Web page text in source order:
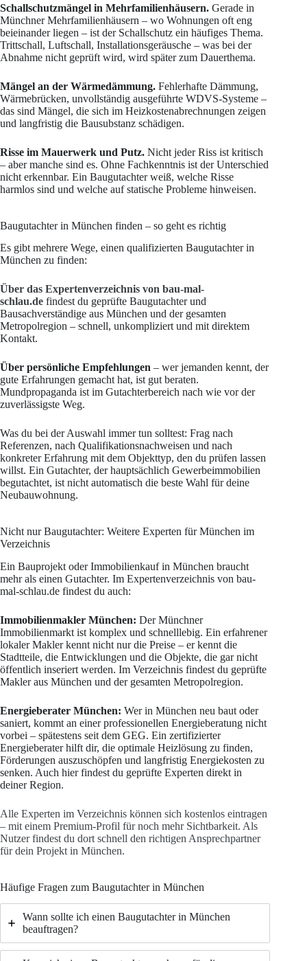
Schallschutzmängel in Mehrfamilienhäusern. Gerade in
Münchner Mehrfamilienhäusern – wo Wohnungen oft eng
beieinander liegen – ist der Schallschutz ein häufiges Thema.
Trittschall, Luftschall, Installationsgeräusche – was bei der
Abnahme nicht geprüft wird, wird später zum Dauerthema.
Mängel an der Wärmedämmung. Fehlerhafte Dämmung,
Wärmebrücken, unvollständig ausgeführte WDVS-Systeme –
das sind Mängel, die sich im Heizkostenabrechnungen zeigen
und langfristig die Bausubstanz schädigen.
Risse im Mauerwerk und Putz. Nicht jeder Riss ist kritisch
– aber manche sind es. Ohne Fachkenntnis ist der Unterschied
nicht erkennbar. Ein Baugutachter weiß, welche Risse
harmlos sind und welche auf statische Probleme hinweisen.
Baugutachter in München finden – so geht es richtig
Es gibt mehrere Wege, einen qualifizierten Baugutachter in
München zu finden:
Über das Expertenverzeichnis von bau-mal-
schlau.de findest du geprüfte Baugutachter und
Bausachverständige aus München und der gesamten
Metropolregion – schnell, unkompliziert und mit direktem
Kontakt.
Über persönliche Empfehlungen – wer jemanden kennt, der
gute Erfahrungen gemacht hat, ist gut beraten.
Mundpropaganda ist im Gutachterbereich nach wie vor der
zuverlässigste Weg.
Was du bei der Auswahl immer tun solltest: Frag nach
Referenzen, nach Qualifikationsnachweisen und nach
konkreter Erfahrung mit dem Objekttyp, den du prüfen lassen
willst. Ein Gutachter, der hauptsächlich Gewerbeimmobilien
begutachtet, ist nicht automatisch die beste Wahl für deine
Neubauwohnung.
Nicht nur Baugutachter: Weitere Experten für München im
Verzeichnis
Ein Bauprojekt oder Immobilienkauf in München braucht
mehr als einen Gutachter. Im Expertenverzeichnis von bau-
mal-schlau.de findest du auch:
Immobilienmakler München: Der Münchner
Immobilienmarkt ist komplex und schnelllebig. Ein erfahrener
lokaler Makler kennt nicht nur die Preise – er kennt die
Stadtteile, die Entwicklungen und die Objekte, die gar nicht
öffentlich inseriert werden. Im Verzeichnis findest du geprüfte
Makler aus München und der gesamten Metropolregion.
Energieberater München: Wer in München neu baut oder
saniert, kommt an einer professionellen Energieberatung nicht
vorbei – spätestens seit dem GEG. Ein zertifizierter
Energieberater hilft dir, die optimale Heizlösung zu finden,
Förderungen auszuschöpfen und langfristig Energiekosten zu
senken. Auch hier findest du geprüfte Experten direkt in
deiner Region.
Alle Experten im Verzeichnis können sich kostenlos eintragen
– mit einem Premium-Profil für noch mehr Sichtbarkeit. Als
Nutzer findest du dort schnell den richtigen Ansprechpartner
für dein Projekt in München.
Häufige Fragen zum Baugutachter in München
Wann sollte ich einen Baugutachter in München
beauftragen?